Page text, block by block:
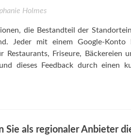
Holmes
die Bestandteil der
Jeder mit einem Google-Konto
Friseure, Bäckereien
dieses Feedback durch einen
Sie als regionaler Anbieter